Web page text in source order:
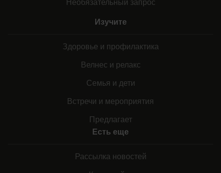
Необязательный запрос
Изучите
Здоровье и профилактика
Велнес и релакс
Семья и дети
Встречи и мероприятия
Предлагает
Есть еще
Рассылка новостей